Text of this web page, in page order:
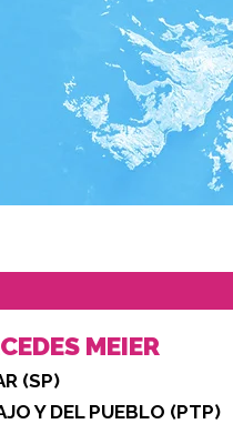
MEIER
(SP)
Y DEL PUEBLO (PTP)